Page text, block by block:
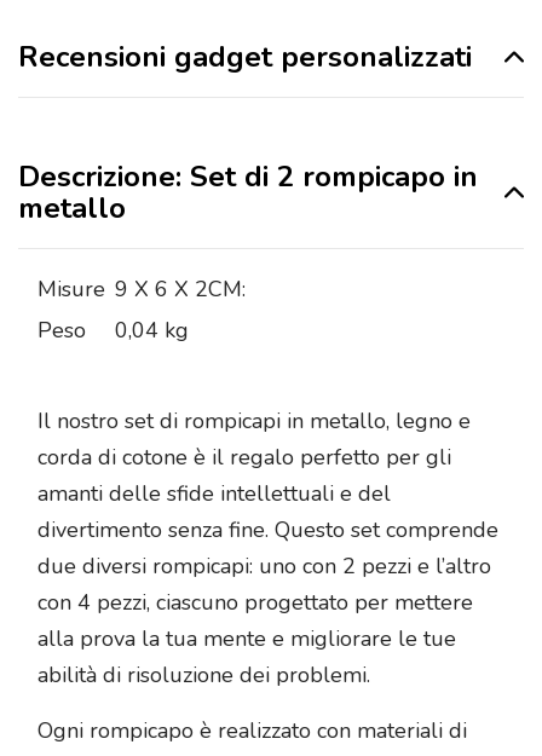
Recensioni gadget personalizzati
Descrizione: Set di 2 rompicapo in
metallo
Misure 9 X 6 X 2CM:
Peso
0,04 kg
Il nostro set di rompicapi in metallo, legno e
corda di cotone è il regalo perfetto per gli
amanti delle sfide intellettuali e del
divertimento senza fine. Questo set comprende
due diversi rompicapi: uno con 2 pezzi e l’altro
con 4 pezzi, ciascuno progettato per mettere
alla prova la tua mente e migliorare le tue
abilità di risoluzione dei problemi.
Ogni rompicapo è realizzato con materiali di